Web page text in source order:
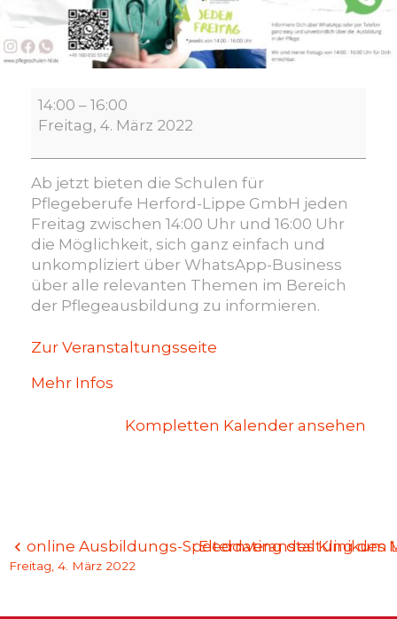
WhatsApp-
Pflegeinfo
14:00 – 16:00
Freitag, 4. März 2022
Ab jetzt bieten die Schulen für
Pflegeberufe Herford-Lippe GmbH jeden
Freitag zwischen 14:00 Uhr und 16:00 Uhr
die Möglichkeit, sich ganz einfach und
unkompliziert über WhatsApp-Business
über alle relevanten Themen im Bereich
der Pflegeausbildung zu informieren.
Zur Veranstaltungsseite
Mehr Infos
Kompletten Kalender ansehen
Beitragsnavigation
online Ausbildungs-Speeddating des Klinikum
Freitag, 4. März 2022
Elternveranstaltung des